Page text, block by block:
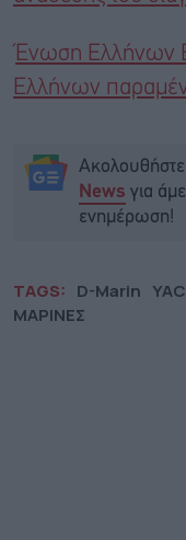
Ένωση Ελλήνων
Ελλήνων
News για
ενημέρωση!
TAGS: D-Marin
ΜΑΡΙΝΕΣ